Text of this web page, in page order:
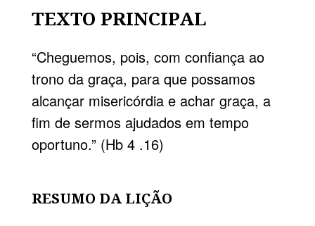
TEXTO PRINCIPAL
“Cheguemos, pois, com confiança ao
trono da graça, para que possamos
alcançar misericórdia e achar graça, a
fim de sermos ajudados em tempo
oportuno.” (Hb 4 .16)
RESUMO DA LIÇÃO